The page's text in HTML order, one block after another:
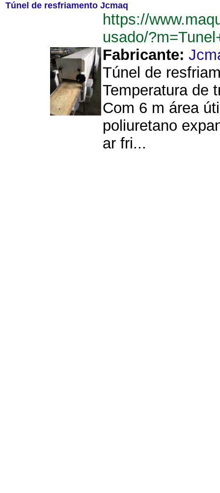
Túnel de resfriamento Jcmaq
https://
usado/
Fabricante:
Túnel de
Temperatura de
Com 6 m área
poliuretano
ar fri...